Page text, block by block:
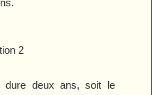
dure deux ans, soit le